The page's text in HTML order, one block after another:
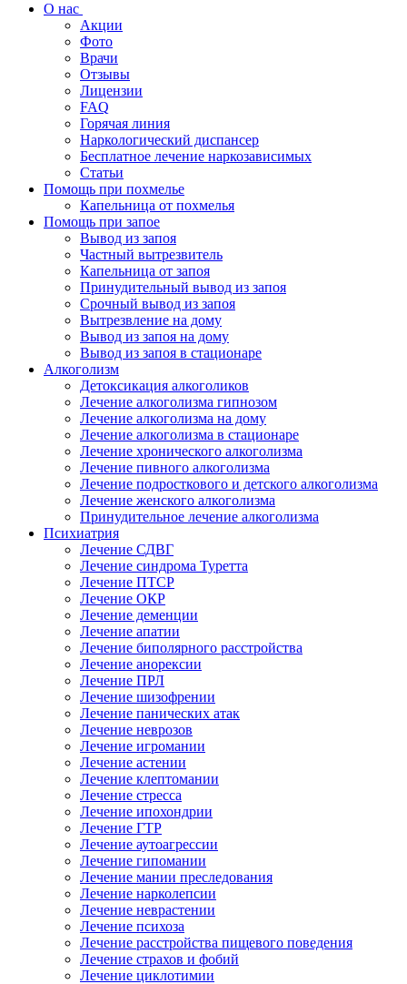
О нас
Акции
Фото
Врачи
Отзывы
Лицензии
FAQ
Горячая линия
Наркологический диспансер
Бесплатное лечение наркозависимых
Статьи
Помощь при похмелье
Капельница от похмелья
Помощь при запое
Вывод из запоя
Частный вытрезвитель
Капельница от запоя
Принудительный вывод из запоя
Срочный вывод из запоя
Вытрезвление на дому
Вывод из запоя на дому
Вывод из запоя в стационаре
Алкоголизм
Детоксикация алкоголиков
Лечение алкоголизма гипнозом
Лечение алкоголизма на дому
Лечение алкоголизма в стационаре
Лечение хронического алкоголизма
Лечение пивного алкоголизма
Лечение подросткового и детского алкоголизма
Лечение женского алкоголизма
Принудительное лечение алкоголизма
Психиатрия
Лечение СДВГ
Лечение синдрома Туретта
Лечение ПТСР
Лечение ОКР
Лечение деменции
Лечение апатии
Лечение биполярного расстройства
Лечение анорексии
Лечение ПРЛ
Лечение шизофрении
Лечение панических атак
Лечение неврозов
Лечение игромании
Лечение астении
Лечение клептомании
Лечение стресса
Лечение ипохондрии
Лечение ГТР
Лечение аутоагрессии
Лечение гипомании
Лечение мании преследования
Лечение нарколепсии
Лечение неврастении
Лечение психоза
Лечение расстройства пищевого поведения
Лечение страхов и фобий
Лечение циклотимии